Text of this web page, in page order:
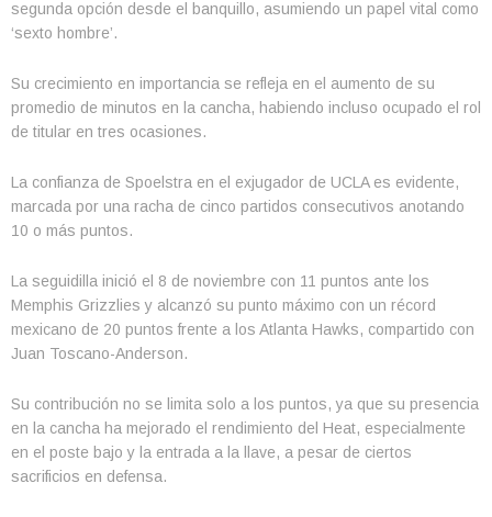
segunda opción desde el banquillo, asumiendo un papel vital como
‘sexto hombre’.
Su crecimiento en importancia se refleja en el aumento de su
promedio de minutos en la cancha, habiendo incluso ocupado el rol
de titular en tres ocasiones.
La confianza de Spoelstra en el exjugador de UCLA es evidente,
marcada por una racha de cinco partidos consecutivos anotando
10 o más puntos.
La seguidilla inició el 8 de noviembre con 11 puntos ante los
Memphis Grizzlies y alcanzó su punto máximo con un récord
mexicano de 20 puntos frente a los Atlanta Hawks, compartido con
Juan Toscano-Anderson.
Su contribución no se limita solo a los puntos, ya que su presencia
en la cancha ha mejorado el rendimiento del Heat, especialmente
en el poste bajo y la entrada a la llave, a pesar de ciertos
sacrificios en defensa.